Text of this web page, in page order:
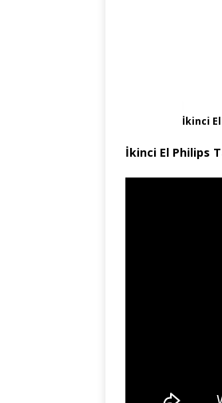
İkinci
İkinci El Philips